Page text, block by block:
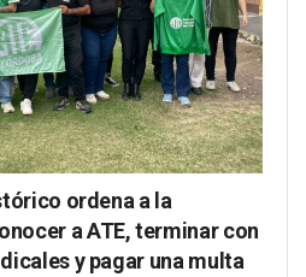
ordena a la
a ATE, terminar con
y pagar una multa